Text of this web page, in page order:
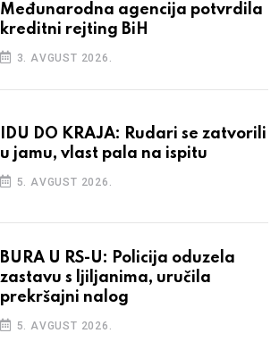
Međunarodna agencija potvrdila
kreditni rejting BiH
3. AVGUST 2026.
IDU DO KRAJA: Rudari se zatvorili
u jamu, vlast pala na ispitu
5. AVGUST 2026.
BURA U RS-U: Policija oduzela
zastavu s ljiljanima, uručila
prekršajni nalog
5. AVGUST 2026.